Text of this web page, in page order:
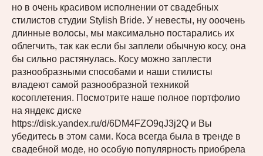
но в очень красивом исполнении от свадебных
стилистов студии Stylish Bride. У невесты, ну ооочень
длинные волосы, мы максимально постарались их
облегчить, так как если бы заплели обычную косу, она
бы сильно растянулась. Косу можно заплести
разнообразными способами и наши стилисты
владеют самой разнообразной техникой
косоплетения. Посмотрите наше полное портфолио
на яндекс диске
https://disk.yandex.ru/d/6DM4FZO9qJ3j2Q и Вы
убедитесь в этом сами. Коса всегда была в тренде в
свадебной моде, но особую популярность приобрела